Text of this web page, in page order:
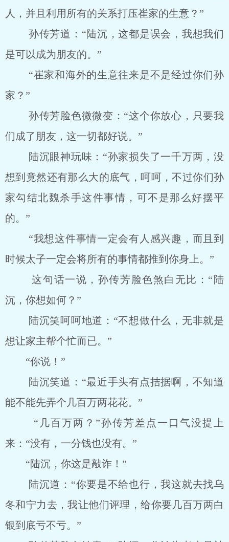
人，并且利用所有的关系打压崔家的生意？”
孙传芳道：“陆沉，这都是误会，我想我们
是可以成为朋友的。”
“崔家和海外的生意往来是不是经过你们孙
家？”
孙传芳脸色微微变：“这个你放心，只要我
们成了朋友，这一切都好说。”
陆沉眼神玩味：“孙家损失了一千万两，没
想到竟然还有那么大的底气，呵呵，不过你们孙
家勾结北魏杀手这件事情，可不是那么好摆平
的。”
“我想这件事情一定会有人感兴趣，而且到
时候太子一定会将所有的事情都推到你身上。”
这句话一说，孙传芳脸色煞白无比：“陆
沉，你想如何？”
陆沉笑呵呵地道：“不想做什么，无非就是
想让家主帮个忙而已。”
“你说！”
陆沉笑道：“最近手头有点拮据啊，不知道
能不能先弄个几百万两花花。”
“几百万两？”孙传芳差点一口气没提上
来：“没有，一分钱也没有。”
“陆沉，你这是敲诈！”
陆沉道：“你要是不给也行，我这就去找乌
冬和宁力去，我让他们评理，给你要几百万两白
银到底亏不亏。”